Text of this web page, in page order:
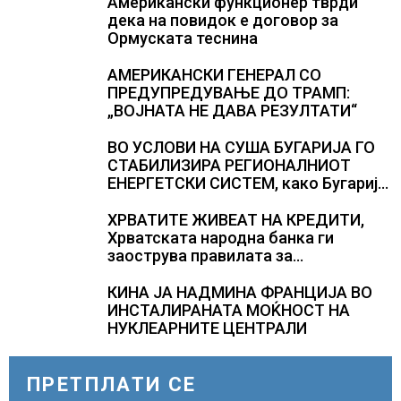
дека на повидок е договор за
Ормуската теснина
АМЕРИКАНСКИ ГЕНЕРАЛ СО
ПРЕДУПРЕДУВАЊЕ ДО ТРАМП:
„ВОЈНАТА НЕ ДАВА РЕЗУЛТАТИ“
ВО УСЛОВИ НА СУША БУГАРИЈА ГО
СТАБИЛИЗИРА РЕГИОНАЛНИОТ
ЕНЕРГЕТСКИ СИСТЕМ, како Бугарија
складирање на енергија од батерии
ХРВАТИТЕ ЖИВЕАТ НА КРЕДИТИ,
Хрватската народна банка ги
заострува правилата за
зголемени ризици во финансискиот
систем
КИНА ЈА НАДМИНА ФРАНЦИЈА ВО
ИНСТАЛИРАНАТА МОЌНОСТ НА
НУКЛЕАРНИТЕ ЦЕНТРАЛИ
ПРЕТПЛАТИ СЕ